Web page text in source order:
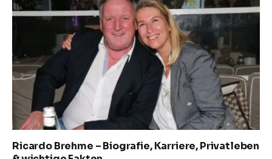
Ricardo Brehme – Biografie, Karriere, Privatleben